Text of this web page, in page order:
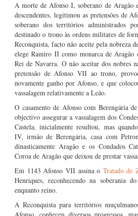
A morte de Afonso I, soberano de Aragão
descendentes, legitimou as pretensões de
soberano dos territórios administrados
destinado o trono às ordens militares de
Reconquista, facto não aceite pela nobreza
elege Ramiro II como monarca de Aragão
Rei de Navarra. O não aceitar dos nobres
pretensão de Afonso VII ao trono,
novamente ganho por Afonso, e que
vassalagem relativamente a Leão.
O casamento de Afonso com Berengária
objectivo assegurar a vassalagem dos
Castela, inicialmente resultou, mas
IV, irmão de Berengária, casa com
dinasticamente Aragão e os Condados
Coroa de Aragão que deixou de prestar
Em 1143 Afonso VII assina o Tratado de
Henriques, reconhecendo na soberania do
enquanto reino.
A Reconquista para territórios